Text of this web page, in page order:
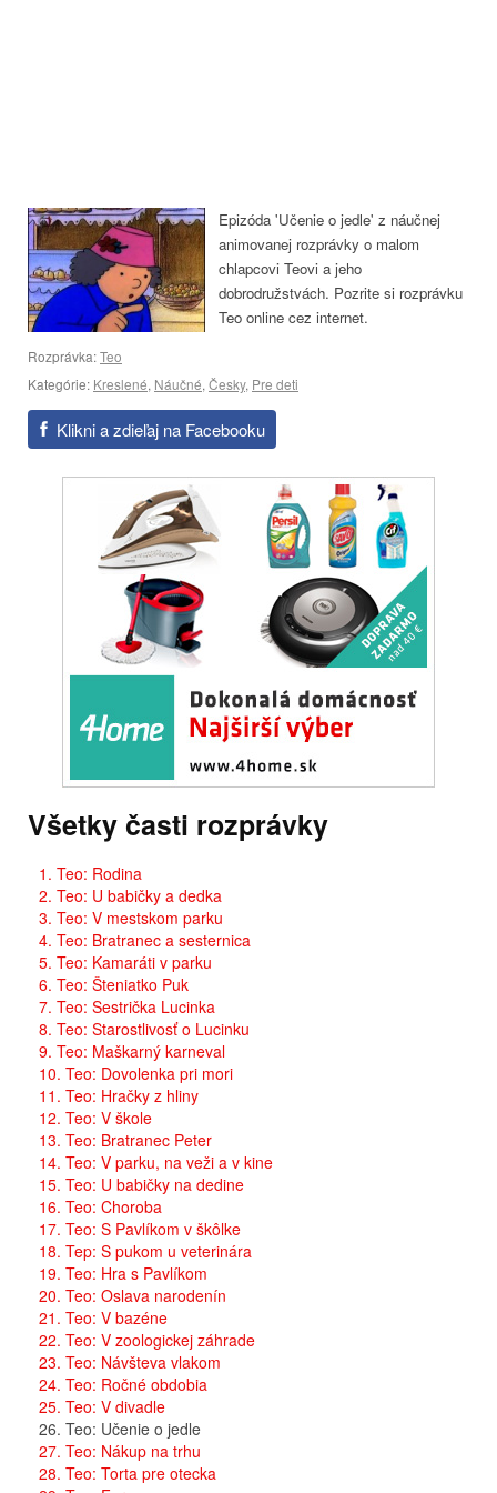
Epizóda 'Učenie o jedle' z náučnej
animovanej rozprávky o malom
chlapcovi Teovi a jeho
dobrodružstvách. Pozrite si rozprávku
Teo online cez internet.
Rozprávka:Teo
Kategórie: Kreslené, Náučné, Česky, Pre deti
Klikni a zdieľaj na Facebooku
Všetky časti rozprávky
1. Teo: Rodina
2. Teo: U babičky a dedka
3. Teo: V mestskom parku
4. Teo: Bratranec a sesternica
5. Teo: Kamaráti v parku
6. Teo: Šteniatko Puk
7. Teo: Sestrička Lucinka
8. Teo: Starostlivosť o Lucinku
9. Teo: Maškarný karneval
10. Teo: Dovolenka pri mori
11. Teo: Hračky z hliny
12. Teo: V škole
13. Teo: Bratranec Peter
14. Teo: V parku, na veži a v kine
15. Teo: U babičky na dedine
16. Teo: Choroba
17. Teo: S Pavlíkom v škôlke
18. Tep: S pukom u veterinára
19. Teo: Hra s Pavlíkom
20. Teo: Oslava narodenín
21. Teo: V bazéne
22. Teo: V zoologickej záhrade
23. Teo: Návšteva vlakom
24. Teo: Ročné obdobia
25. Teo: V divadle
26. Teo: Učenie o jedle
27. Teo: Nákup na trhu
28. Teo: Torta pre otecka